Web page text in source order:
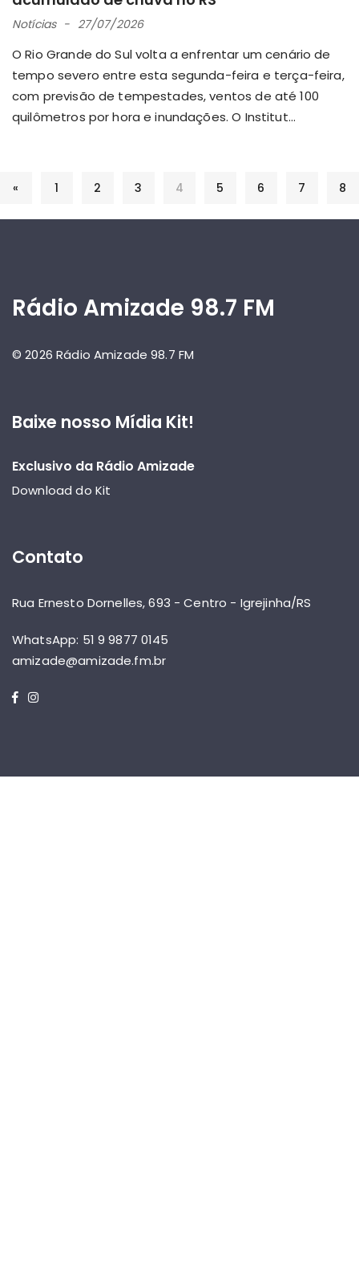
Notícias 27/07/2026
O Rio Grande do Sul volta a enfrentar um cenário de
tempo severo entre esta segunda-feira e terça-feira,
com previsão de tempestades, ventos de até 100
quilômetros por hora e inundações. O Institut...
« 1 2 3 4 5 6 7 8
Rádio Amizade 98.7 FM
© 2026 Rádio Amizade 98.7 FM
Baixe nosso Mídia Kit!
Exclusivo da Rádio Amizade
Download do Kit
Contato
Rua Ernesto Dornelles, 693 - Centro - Igrejinha/RS
WhatsApp: 51 9 9877 0145
amizade@amizade.fm.br